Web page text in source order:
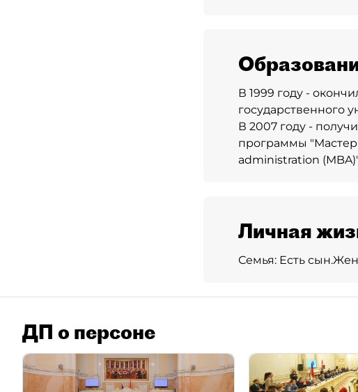
В 1999 году -
государственного
В 2007 году -
программы "Мастер
administration
Личная
Семья: Есть сын.
ДП о персоне